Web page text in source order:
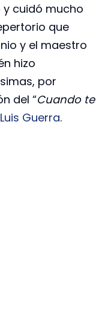
cuidó mucho
que
y el maestro
hizo
por
del “Cuando te
Guerra.